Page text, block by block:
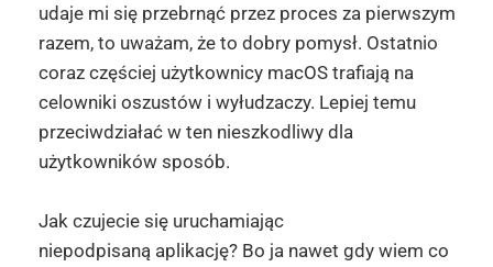
udaje mi się przebrnąć przez proces za pierwszym
razem, to uważam, że to dobry pomysł. Ostatnio
coraz częściej użytkownicy macOS trafiają na
celowniki oszustów i wyłudzaczy. Lepiej temu
przeciwdziałać w ten nieszkodliwy dla
użytkowników sposób.
Jak czujecie się uruchamiając
niepodpisaną aplikację? Bo ja nawet gdy wiem co